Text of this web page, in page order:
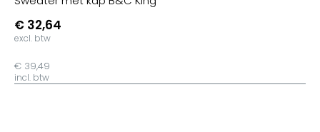
€ 32,64
excl. btw
€ 39,49
incl. btw